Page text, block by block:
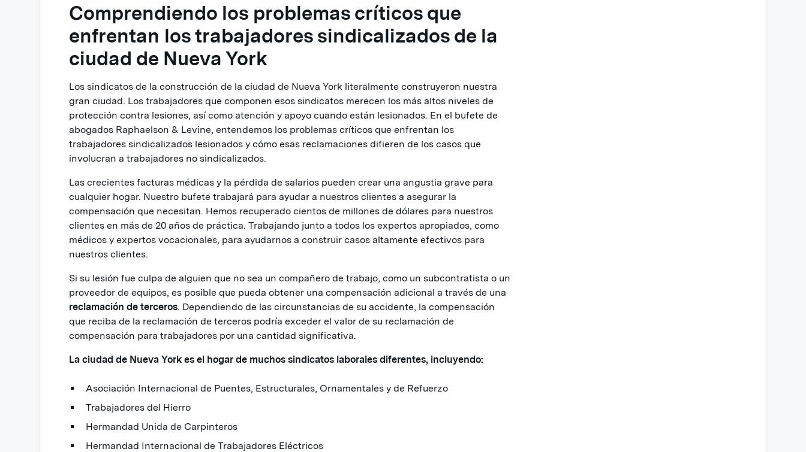
Comprendiendo los problemas críticos que
enfrentan los trabajadores sindicalizados de la
ciudad de Nueva York
Los sindicatos de la construcción de la ciudad de Nueva York literalmente construyeron nuestra
gran ciudad. Los trabajadores que componen esos sindicatos merecen los más altos niveles de
protección contra lesiones, así como atención y apoyo cuando están lesionados. En el bufete de
abogados Raphaelson & Levine, entendemos los problemas críticos que enfrentan los
trabajadores sindicalizados lesionados y cómo esas reclamaciones difieren de los casos que
involucran a trabajadores no sindicalizados.
Las crecientes facturas médicas y la pérdida de salarios pueden crear una angustia grave para
cualquier hogar. Nuestro bufete trabajará para ayudar a nuestros clientes a asegurar la
compensación que necesitan. Hemos recuperado cientos de millones de dólares para nuestros
clientes en más de 20 años de práctica. Trabajando junto a todos los expertos apropiados, como
médicos y expertos vocacionales, para ayudarnos a construir casos altamente efectivos para
nuestros clientes.
Si su lesión fue culpa de alguien que no sea un compañero de trabajo, como un subcontratista o un
proveedor de equipos, es posible que pueda obtener una compensación adicional a través de una
reclamación de terceros. Dependiendo de las circunstancias de su accidente, la compensación
que reciba de la reclamación de terceros podría exceder el valor de su reclamación de
compensación para trabajadores por una cantidad significativa.
La ciudad de Nueva York es el hogar de muchos sindicatos laborales diferentes, incluyendo:
Asociación Internacional de Puentes, Estructurales, Ornamentales y de Refuerzo
Trabajadores del Hierro
Hermandad Unida de Carpinteros
Hermandad Internacional de Trabajadores Eléctricos